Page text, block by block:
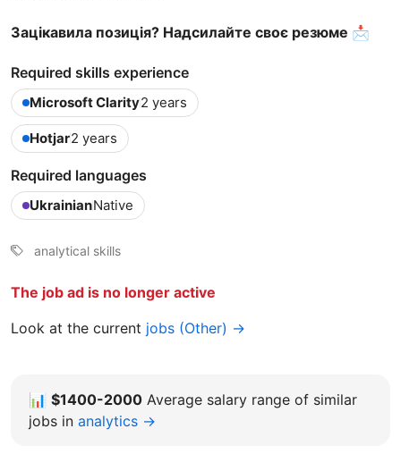
Зацікавила позиція? Надсилайте своє резюме 📩
Required skills experience
Microsoft Clarity2 years
Hotjar2 years
Required languages
UkrainianNative
analytical skills
The job ad is no longer active
Look at the current jobs (Other) →
📊 $1400-2000 Average salary range of similar
jobs in analytics →